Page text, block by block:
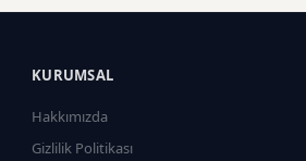
KURUMSAL
Hakkımızda
Gizlilik Politikası